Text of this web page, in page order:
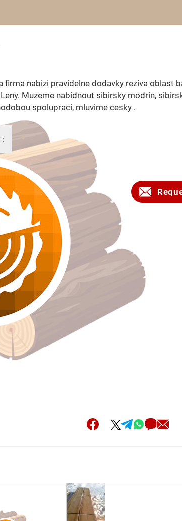
firma nabizi pravidelne dodavky reziva oblast
Muzeme nabidnout sibirsky modrin,
spolupraci, mluvime cesky .
: